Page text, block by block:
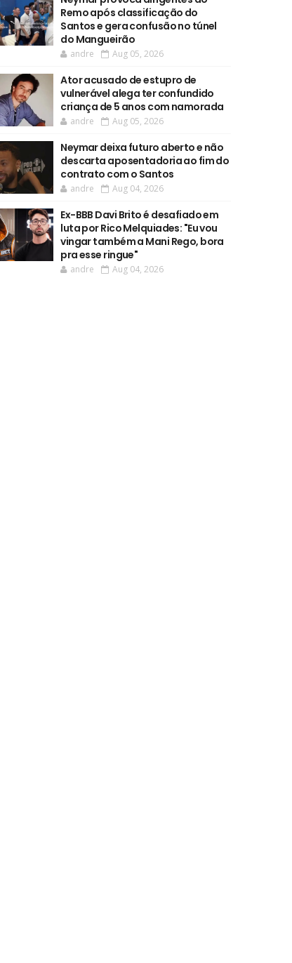
Remo após classificação do
Santos e gera confusão no túnel
do Mangueirão
andre Aug 05, 2026
Ator acusado de estupro de
vulnerável alega ter confundido
criança de 5 anos com namorada
andre Aug 05, 2026
Neymar deixa futuro aberto e não
descarta aposentadoria ao fim do
contrato com o Santos
andre Aug 04, 2026
Ex-BBB Davi Brito é desafiado em
luta por Rico Melquiades: "Eu vou
vingar também a Mani Rego, bora
pra esse ringue"
andre Aug 04, 2026